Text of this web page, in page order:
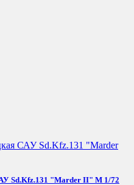
Sd.Kfz.131 "Marder II" М 1/72